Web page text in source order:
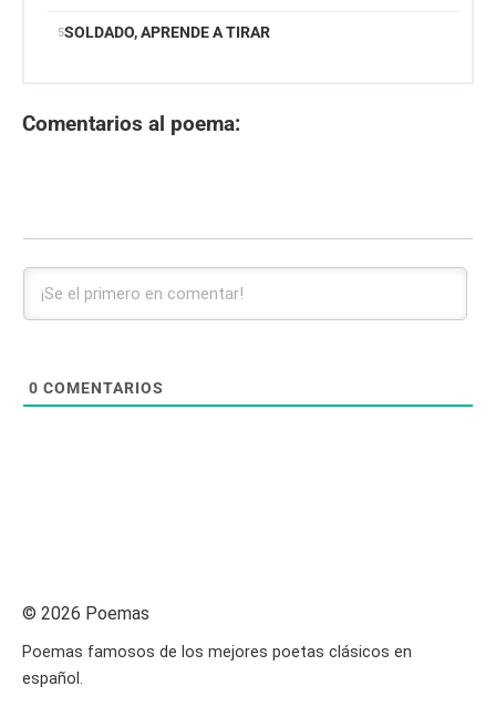
SOLDADO, APRENDE A TIRAR
Comentarios al poema:
0 COMENTARIOS
© 2026 Poemas
Poemas famosos de los mejores poetas clásicos en
español.